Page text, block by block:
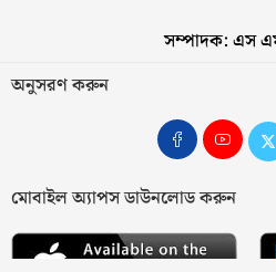
সম্পাদক: এস
অনুসরণ করুন
মোবাইল অ্যাপস ডাউনলোড করুন